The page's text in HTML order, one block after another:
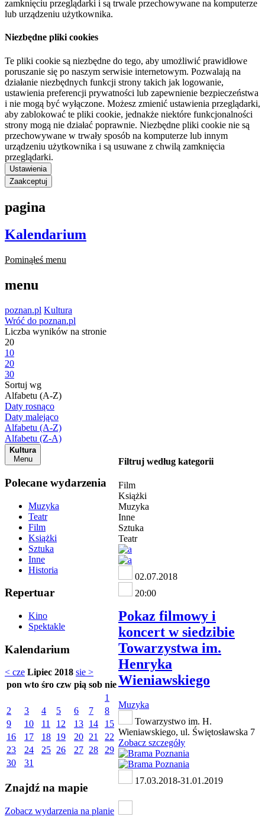
zamknięciu przeglądarki i są trwale przechowywane na komputerze
lub urządzeniu użytkownika.
Niezbędne pliki cookies
Te pliki cookie są niezbędne do tego, aby umożliwić prawidłowe
poruszanie się po naszym serwisie internetowym. Pozwalają na
działanie niezbędnych funkcji strony takich jak logowanie,
ustawienia preferencji prywatności lub zapewnienie bezpieczeństwa
i nie mogą być wyłączone. Możesz zmienić ustawienia przeglądarki,
aby zablokować te pliki cookie, jednakże niektóre funkcjonalności
strony mogą nie działać poprawnie. Niezbędne pliki cookie nie są
przechowywane w trwały sposób na komputerze lub innym
urządzeniu użytkownika i są usuwane z chwilą zamknięcia
przeglądarki.
Ustawienia
Zaakceptuj
pagina
Kalendarium
Pominąłeś menu
menu
poznan.pl Kultura
Wróć do poznan.pl
Liczba wyników na stronie
20
10
20
30
Sortuj wg
Alfabetu (A-Z)
Daty rosnąco
Daty malejąco
Alfabetu (A-Z)
Alfabetu (Z-A)
Kultura
Menu
Polecane wydarzenia
Muzyka
Teatr
Film
Książki
Sztuka
Inne
Historia
Repertuar
Kino
Spektakle
Kalendarium
< cze Lipiec 2018 sie >
pon wto śro czw pią sob nie
1
2
3 4 5 6 7
8
9
10 11 12 13 14
15
16
17 18 19 20 21
22
23
24 25 26 27 28
29
30
31
Znajdź na mapie
Zobacz wydarzenia na planie
Filtruj według kategorii
Film
Książki
Muzyka
Inne
Sztuka
Teatr
02.07.2018
20:00
Pokaz filmowy i
koncert w siedzibie
Towarzystwa im.
Henryka
Wieniawskiego
Muzyka
Towarzystwo im. H.
Wieniawskiego, ul. Świętosławska 7
Zobacz szczegóły
17.03.2018-31.01.2019